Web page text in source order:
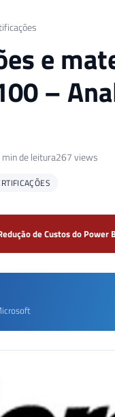
e
–
de leitura267 views
de Custos do Power